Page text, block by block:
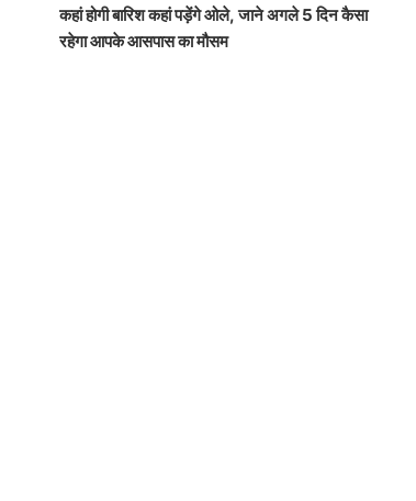
कहां होगी बारिश कहां पड़ेंगे ओले, जाने अगले 5 दिन कैसा
रहेगा आपके आसपास का मौसम